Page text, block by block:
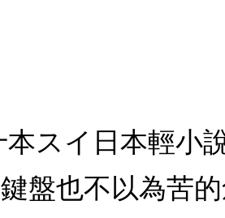
スイ日本輕小
盤也不以為苦